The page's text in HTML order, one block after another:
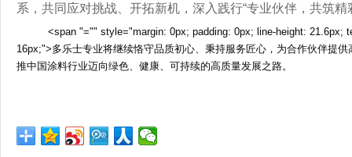
系，共同应对挑战、开拓新机，深入践行“专业伙伴，共筑精
<span "="" style="margin: 0px; padding: 0px; line-height: 21.6px;
16px;">多乐士专业将继续恪守品质初心、秉持服务匠心，为合作伙伴提
推中国涂料行业迈向绿色、健康、可持续的高质量发展之路。